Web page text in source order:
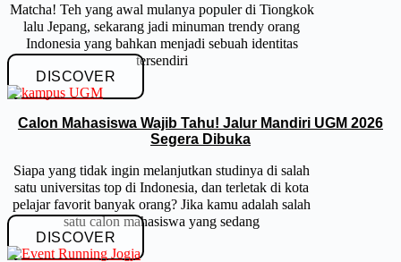
Matcha! Teh yang awal mulanya populer di Tiongkok
lalu Jepang, sekarang jadi minuman trendy orang
Indonesia yang bahkan menjadi sebuah identitas
tersendiri
DISCOVER
Calon Mahasiswa Wajib Tahu! Jalur Mandiri UGM 2026
Segera Dibuka
Siapa yang tidak ingin melanjutkan studinya di salah
satu universitas top di Indonesia, dan terletak di kota
pelajar favorit banyak orang? Jika kamu adalah salah
satu calon mahasiswa yang sedang
DISCOVER